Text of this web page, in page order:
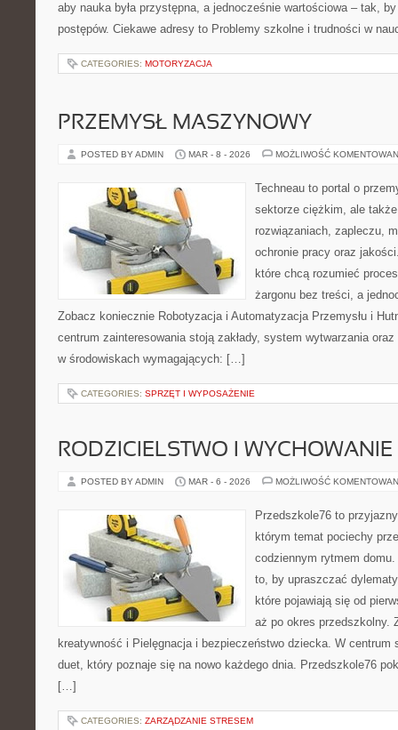
aby nauka była przystępna, a jednocześnie wartościowa – tak, by
postępów. Ciekawe adresy to Problemy szkolne i trudności w
CATEGORIES: MOTORYZACJA
PRZEMYSŁ MASZYNOWY
POSTED BY ADMIN MAR - 8 - 2026 MOŻLIWOŚĆ
Techneau to portal o
sektorze ciężkim, ale
rozwiązaniach, zapleczu,
ochronie pracy oraz
które chcą rozumieć
żargonu bez treści, a
Zobacz koniecznie Robotyzacja i Automatyzacja Przemysłu i
centrum zainteresowania stoją zakłady, system wytwarzania
w środowiskach wymagających: […]
CATEGORIES: SPRZĘT I WYPOSAŻENIE
RODZICIELSTWO I WYCHOWANIE
POSTED BY ADMIN MAR - 6 - 2026 MOŻLIWOŚĆ
Przedszkole76 to
którym temat pociechy
codziennym rytmem
to, by upraszczać
które pojawiają się od
aż po okres przedszkolny.
kreatywność i Pielęgnacja i bezpieczeństwo dziecka. W
duet, który poznaje się na nowo każdego dnia. Przedszkole76
[…]
CATEGORIES: ZARZĄDZANIE STRESEM